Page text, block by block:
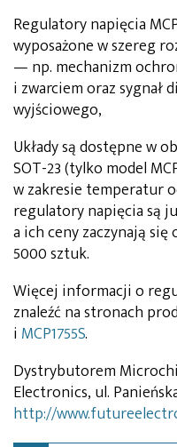
Regulatory napięcia
wyposażone w szereg
— np. mechanizm
i zwarciem oraz sygnał
wyjściowego,
Układy są dostępne w
SOT-23 (tylko model
w zakresie temperatur
regulatory napięcia są
a ich ceny zaczynają się
5000 sztuk.
Więcej informacji o
znaleźć na stronach
i MCP1755S.
Dystrybutorem
Electronics, ul.
http://